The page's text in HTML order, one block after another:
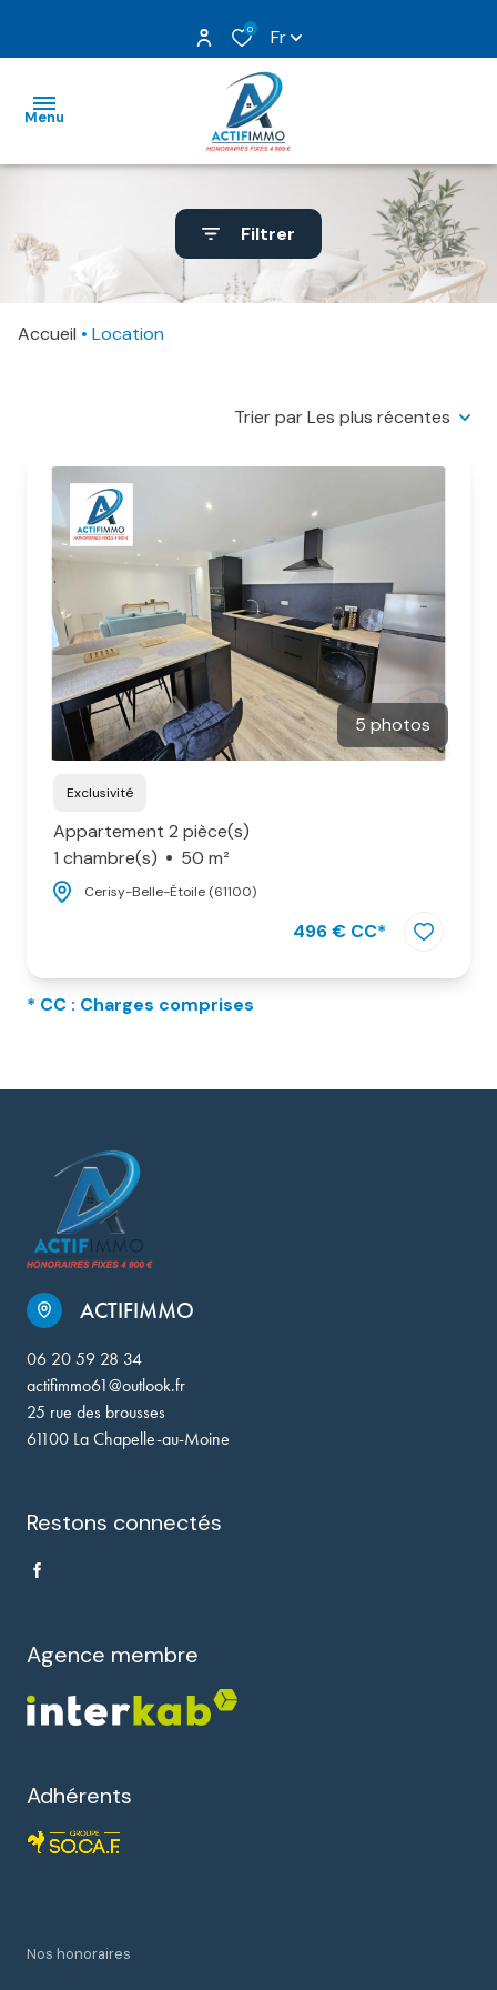
0 Fr
Menu
ventes
locations
biens
vendus
contact
Filtrer
Accueil Location
Trier par Les plus récentes
5 photos
Exclusivité
Appartement 2 pièce(s)
1 chambre(s)
50 m²
Cerisy-Belle-Étoile (61100)
496 € CC*
* CC : Charges comprises
ACTIFIMMO
06 20 59 28 34
actifimmo61@outlook.fr
25 rue des brousses
61100 La Chapelle-au-Moine
Restons connectés
Agence membre
Adhérents
Nos honoraires